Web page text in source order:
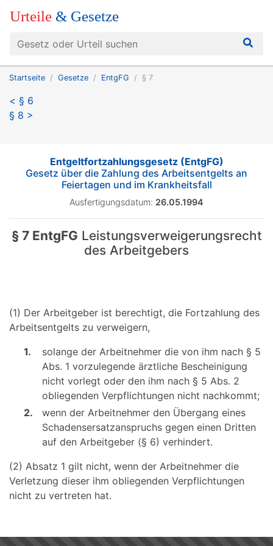
Urteile & Gesetze
Startseite Gesetze EntgFG § 7
< § 6
§ 8 >
Entgeltfortzahlungsgesetz (EntgFG)
Gesetz über die Zahlung des Arbeitsentgelts an
Feiertagen und im Krankheitsfall
Ausfertigungsdatum: 26.05.1994
§ 7 EntgFG Leistungsverweigerungsrecht
des Arbeitgebers
(1) Der Arbeitgeber ist berechtigt, die Fortzahlung des
Arbeitsentgelts zu verweigern,
1.
solange der Arbeitnehmer die von ihm nach § 5
Abs. 1 vorzulegende ärztliche Bescheinigung
nicht vorlegt oder den ihm nach § 5 Abs. 2
obliegenden Verpflichtungen nicht nachkommt;
2.
wenn der Arbeitnehmer den Übergang eines
Schadensersatzanspruchs gegen einen Dritten
auf den Arbeitgeber (§ 6) verhindert.
(2) Absatz 1 gilt nicht, wenn der Arbeitnehmer die
Verletzung dieser ihm obliegenden Verpflichtungen
nicht zu vertreten hat.